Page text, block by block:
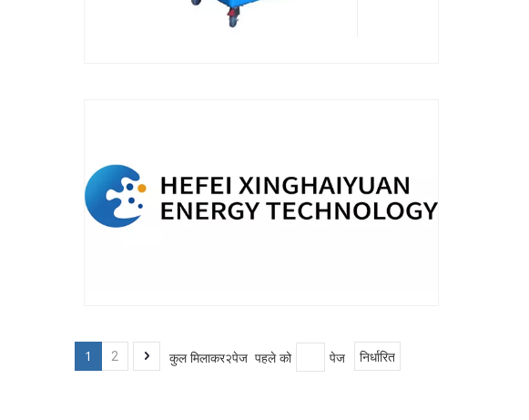
1 2 कुल मिलाकर२पेज पहले को पेज निर्धारित